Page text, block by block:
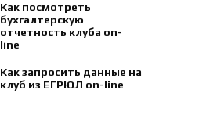
Как посмотреть
бухгалтерскую
отчетность клуба on-
line
Как запросить данные на
клуб из ЕГРЮЛ on-line